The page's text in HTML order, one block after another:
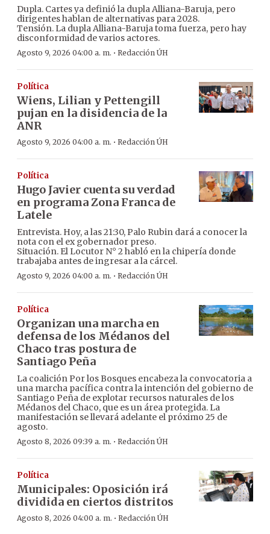
Dupla. Cartes ya definió la dupla Alliana-Baruja, pero
dirigentes hablan de alternativas para 2028.
Tensión. La dupla Alliana-Baruja toma fuerza, pero hay
disconformidad de varios actores.
Agosto 9, 2026 04:00 a. m. · Redacción ÚH
Política
Wiens, Lilian y Pettengill
pujan en la disidencia de la
ANR
Agosto 9, 2026 04:00 a. m. · Redacción ÚH
Política
Hugo Javier cuenta su verdad
en programa Zona Franca de
Latele
Entrevista. Hoy, a las 21:30, Palo Rubin dará a conocer la
nota con el ex gobernador preso.
Situación. El Locutor N° 2 habló en la chipería donde
trabajaba antes de ingresar a la cárcel.
Agosto 9, 2026 04:00 a. m. · Redacción ÚH
Política
Organizan una marcha en
defensa de los Médanos del
Chaco tras postura de
Santiago Peña
La coalición Por los Bosques encabeza la convocatoria a
una marcha pacífica contra la intención del gobierno de
Santiago Peña de explotar recursos naturales de los
Médanos del Chaco, que es un área protegida. La
manifestación se llevará adelante el próximo 25 de
agosto.
Agosto 8, 2026 09:39 a. m. · Redacción ÚH
Política
Municipales: Oposición irá
dividida en ciertos distritos
Agosto 8, 2026 04:00 a. m. · Redacción ÚH